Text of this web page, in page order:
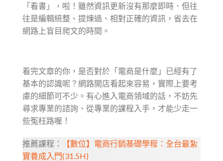
「看書」，啦！雖然資訊更新沒有那麼即時．但往
往是編輯統整、提煉過、相對正確的資訊，省去在
網路上盲目爬文的時間。
看完文章的你，是否對於「電商是什麼」已經有了
基本的認識呢？網路開店看起來容易，實際上要考
慮的細節可不少。有心進入電商領域的話，不妨先
尋求專業的諮詢、從專業的課程入手，才能少走一
些冤枉路喔！
推薦課程：
【數位】電商行銷基礎學程：全台最紮
實養成入門(31.5H)